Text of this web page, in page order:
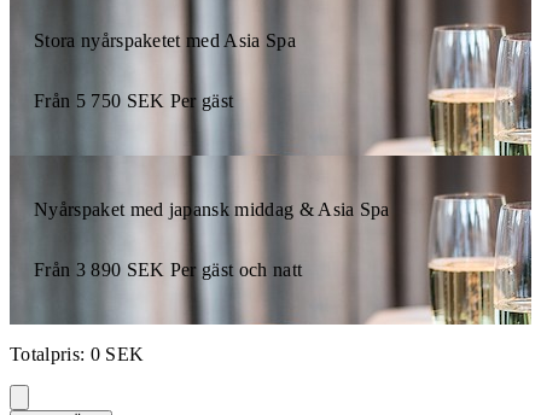
Stora nyårspaketet med Asia Spa
Från 5 750 SEK Per gäst
Nyårspaket med japansk middag & Asia Spa
Från 3 890 SEK Per gäst och natt
Totalpris: 0 SEK